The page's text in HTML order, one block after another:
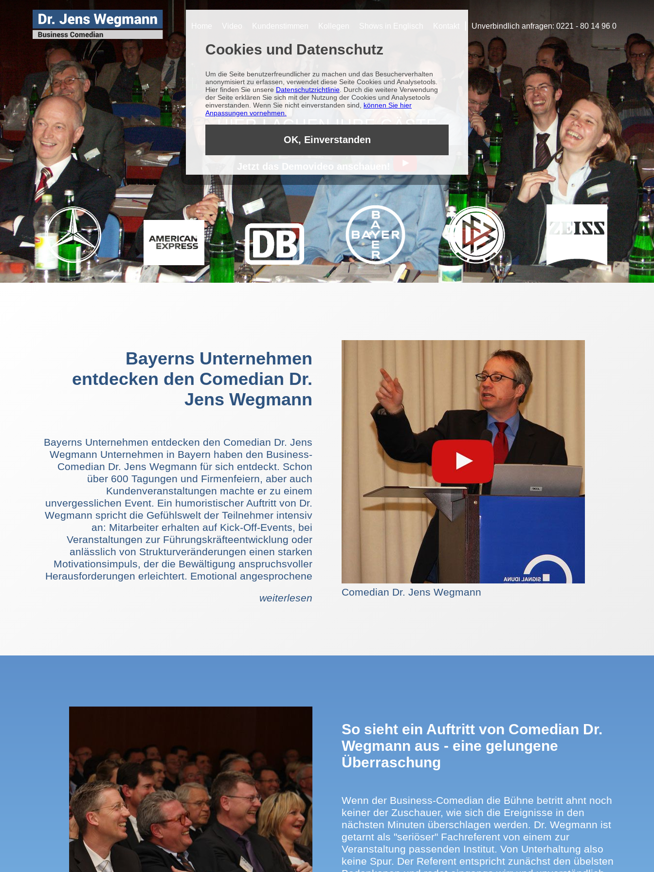
Home Video Kundenstimmen Kollegen Shows in Englisch Kontakt Unverbindlich anfragen: 0221 - 80 14 96 0
HIER LACHEN IHRE GÄSTE
Jetzt das Demovideo anschauen!
Bayerns Unternehmen
entdecken den Comedian Dr.
Jens Wegmann
Bayerns Unternehmen entdecken den Comedian Dr. Jens
Wegmann Unternehmen in Bayern haben den Business-
Comedian Dr. Jens Wegmann für sich entdeckt. Schon
über 600 Tagungen und Firmenfeiern, aber auch
Kundenveranstaltungen machte er zu einem
unvergesslichen Event. Ein humoristischer Auftritt von Dr.
Wegmann spricht die Gefühlswelt der Teilnehmer intensiv
an: Mitarbeiter erhalten auf Kick-Off-Events, bei
Veranstaltungen zur Führungskräfteentwicklung oder
anlässlich von Strukturveränderungen einen starken
Motivationsimpuls, der die Bewältigung anspruchsvoller
Herausforderungen erleichtert. Emotional angesprochene
einem Show Programm mit Dr. Wegmann zu Recht
überraschender und entspannender Abschluss eines
stets sorgfältig vorbereiteter Auftritt orientiert sich
maßgeschneidert an den individuellen Bedürfnissen eines
Tagungsveranstalters, der mit rundum zufriedenen Gästen
belohnt wird.
weiterlesen
Comedian Dr. Jens Wegmann
So sieht ein Auftritt von Comedian Dr.
Wegmann aus - eine gelungene
Überraschung
Wenn der Business-Comedian die Bühne betritt ahnt noch
keiner der Zuschauer, wie sich die Ereignisse in den
nächsten Minuten überschlagen werden. Dr. Wegmann ist
getarnt als "seriöser" Fachreferent von einem zur
Veranstaltung passenden Institut. Von Unterhaltung also
keine Spur. Der Referent entspricht zunächst den übelsten
Cookies und Datenschutz
Um die Seite benutzerfreundlicher zu machen und das Besucherverhalten
anonymisiert zu erfassen, verwendet diese Seite Cookies und Analysetools.
Hier finden Sie unsere Datenschutzrichtlinie . Durch die weitere Verwendung
der Seite erklären Sie sich mit der Nutzung der Cookies und Analysetools
einverstanden. Wenn Sie nicht einverstanden sind, können Sie hier
Anpassungen vornehmen.
OK, Einverstanden